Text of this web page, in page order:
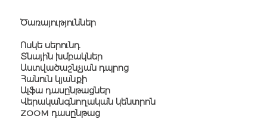
Ծառայություններ
Ոսկե սերունդ
Տնային խմբակներ
Աստվածաշնչյան դպրոց
Հանուն կյանքի
Ալֆա դասընթացներ
Վերականգնողական կենտրոն
ZOOM դասընթաց